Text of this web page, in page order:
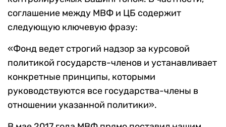
соглашение между МВФ и ЦБ содержит
следующую ключевую фразу:
«Фонд ведет строгий надзор за курсовой
политикой государств-членов и устанавливает
конкретные принципы, которыми
руководствуются все государства-члены в
отношении указанной политики».